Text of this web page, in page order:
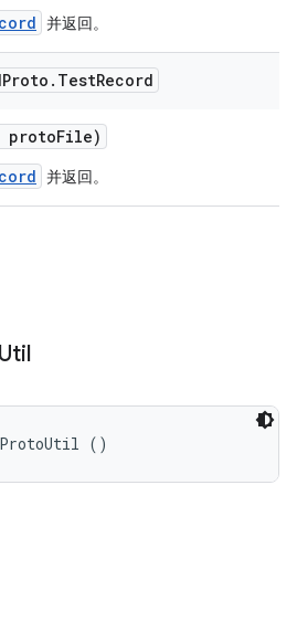
并返回。
Proto . TestRecord
protoFile)
并返回。
Util
()